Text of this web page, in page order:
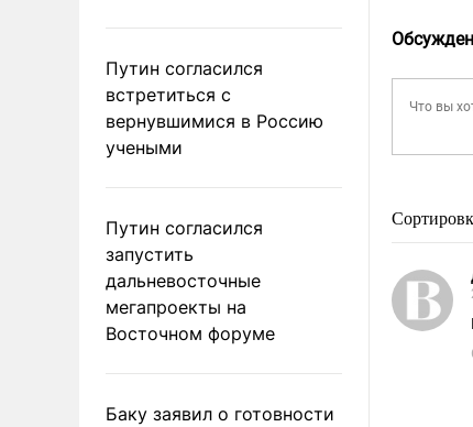
Путин согласился
встретиться с
вернувшимися в Россию
учеными
Путин согласился
запустить
дальневосточные
мегапроекты на
Восточном форуме
Баку заявил о готовности